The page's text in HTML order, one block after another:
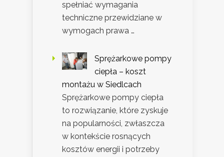
spełniać wymagania
techniczne przewidziane w
wymogach prawa …
Sprężarkowe pompy
ciepła – koszt
montażu w Siedlcach
Sprężarkowe pompy ciepła
to rozwiązanie, które zyskuje
na popularności, zwłaszcza
w kontekście rosnących
kosztów energii i potrzeby